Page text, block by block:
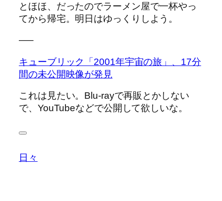
とほほ、だったのでラーメン屋で一杯やっ
てから帰宅。明日はゆっくりしよう。
—–
キューブリック「2001年宇宙の旅」、17分
間の未公開映像が発見
これは見たい。Blu-rayで再販とかしない
で、YouTubeなどで公開して欲しいな。
日々